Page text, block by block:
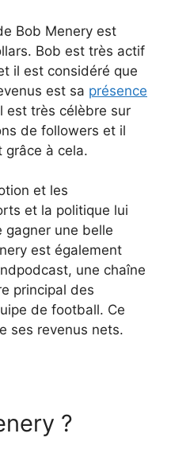
Bob Menery est
Bob est très actif
il est considéré que
est sa présence
est très célèbre sur
de followers et il
grâce à cela.
et les
et la politique lui
gagner une belle
est également
une chaîne
principal des
de football. Ce
ses revenus nets.
?